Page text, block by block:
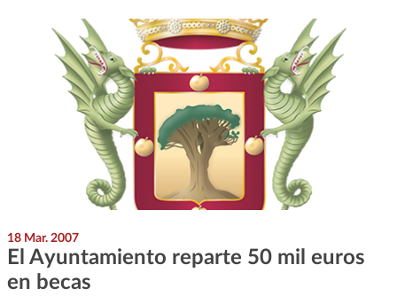
18 Mar. 2007
El Ayuntamiento reparte 50 mil euros
en becas